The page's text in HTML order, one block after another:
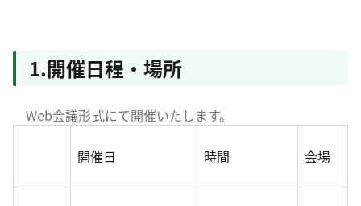
1.開催日程・場所
Web会議形式にて開催いたします。
開催日 時間 会場